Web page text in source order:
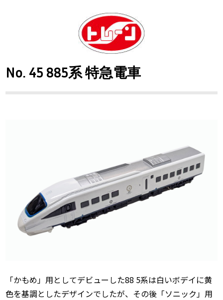
No. 45 885系 特急電車
「かもめ」用としてデビューした88 5系は白いボデイに黄
色を基調としたデザインでしたが、その後「ソニック」用